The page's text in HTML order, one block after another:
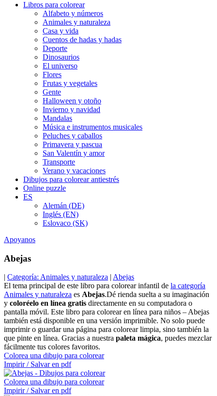
Libros para colorear
Alfabeto y números
Animales y naturaleza
Casa y vida
Cuentos de hadas y hadas
Deporte
Dinosaurios
El universo
Flores
Frutas y vegetales
Gente
Halloween y otoño
Invierno y navidad
Mandalas
Música e instrumentos musicales
Peluches y caballos
Primavera y pascua
San Valentín y amor
Transporte
Verano y vacaciones
Dibujos para colorear antiestrés
Online puzzle
ES
Alemán (DE)
Inglés (EN)
Eslovaco (SK)
Apoyanos
Abejas
| Categoría: Animales y naturaleza | Abejas
El tema principal de este libro para colorear infantil de la categoría
Animales y naturaleza es Abejas.Dé rienda suelta a su imaginación
y coloréelo en línea gratis directamente en su computadora o
pantalla móvil. Este libro para colorear en línea para niños – Abejas
también está disponible en una versión imprimible. No solo puede
imprimir o guardar una página para colorear limpia, sino también la
que pinte en línea. Gracias a nuestra paleta mágica, puedes mezclar
fácilmente tus colores favoritos.
Colorea una dibujo para colorear
Impirir / Salvar en pdf
Colorea una dibujo para colorear
Impirir / Salvar en pdf